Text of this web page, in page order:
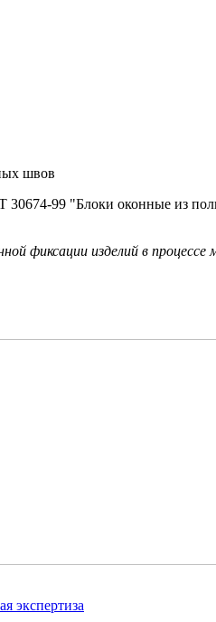
швов
30674-99 "Блоки оконные из
фиксации изделий в
экспертиза